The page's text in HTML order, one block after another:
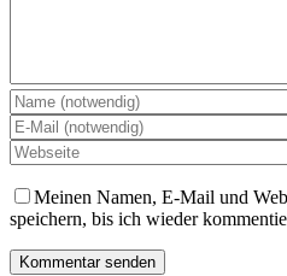
Meinen Namen, E-Mail und
speichern, bis ich wieder